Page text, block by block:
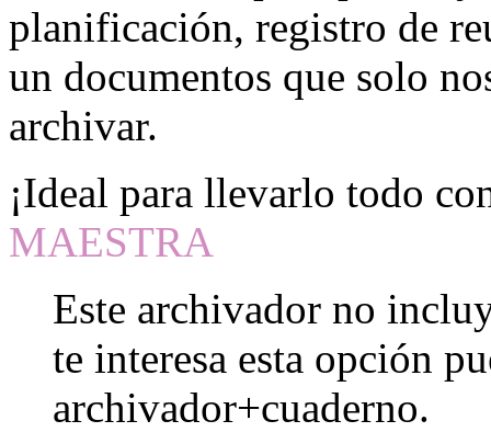
planificación, registro de
un documentos que solo
archivar.
¡Ideal para llevarlo todo
MAESTRA
Este archivador no
te interesa esta opción
archivador+cuaderno.